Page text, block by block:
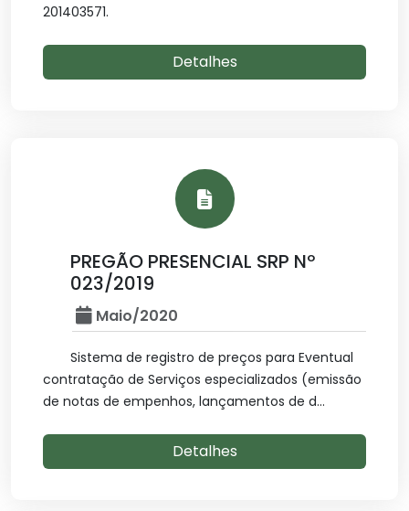
201403571.
Detalhes
PREGÃO PRESENCIAL SRP Nº
023/2019
Maio/2020
Sistema de registro de preços para Eventual
contratação de Serviços especializados (emissão
de notas de empenhos, lançamentos de d...
Detalhes